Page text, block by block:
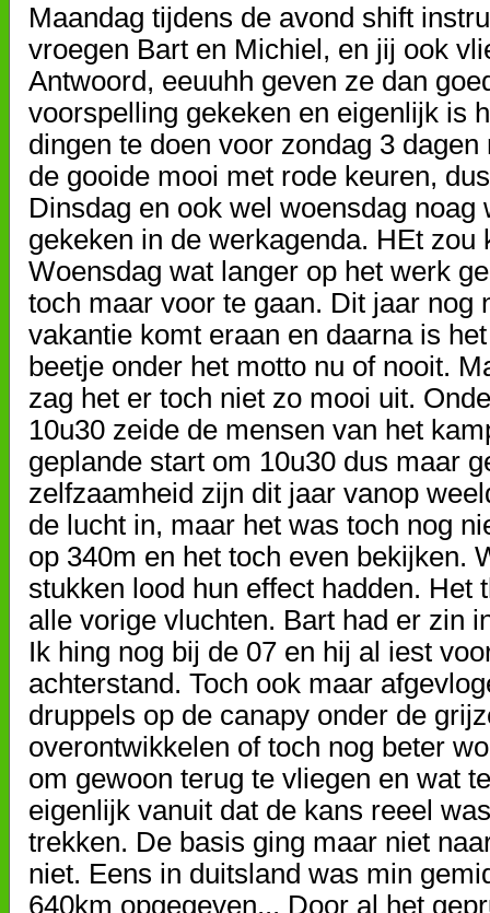
Maandag tijdens de avond shift
vroegen Bart en Michiel, en jij ook
Antwoord, eeuuhh geven ze dan
voorspelling gekeken en eigenlijk is
dingen te doen voor zondag 3
de gooide mooi met rode keuren,
Dinsdag en ook wel woensdag
gekeken in de werkagenda. HEt
Woensdag wat langer op het werk
toch maar voor te gaan. Dit jaar nog
vakantie komt eraan en daarna is
beetje onder het motto nu of nooit.
zag het er toch niet zo mooi uit.
10u30 zeide de mensen van het
geplande start om 10u30 dus maar
zelfzaamheid zijn dit jaar vanop
de lucht in, maar het was toch nog
op 340m en het toch even bekijken.
stukken lood hun effect hadden. Het
alle vorige vluchten. Bart had er zin
Ik hing nog bij de 07 en hij al iest
achterstand. Toch ook maar
druppels op de canapy onder de
overontwikkelen of toch nog beter
om gewoon terug te vliegen en wat
eigenlijk vanuit dat de kans reeel
trekken. De basis ging maar niet
niet. Eens in duitsland was min
640km opgegeven... Door al het